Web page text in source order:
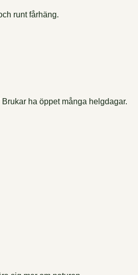
runt fårhäng.
ha öppet många helgdagar.